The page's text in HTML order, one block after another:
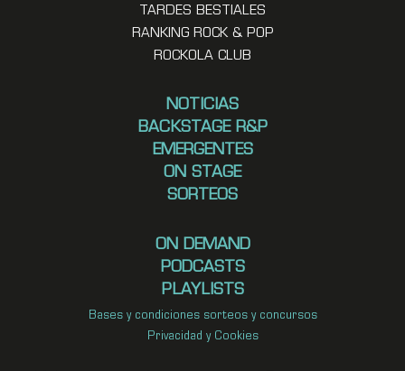
TARDES BESTIALES
RANKING ROCK & POP
ROCKOLA CLUB
NOTICIAS
BACKSTAGE R&P
EMERGENTES
ON STAGE
SORTEOS
ON DEMAND
PODCASTS
PLAYLISTS
Bases y condiciones sorteos y concursos
Privacidad y Cookies